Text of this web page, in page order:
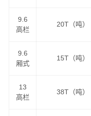
9.6
高栏
20T（吨）
9.6
厢式
15T（吨）
13
高栏
38T（吨）